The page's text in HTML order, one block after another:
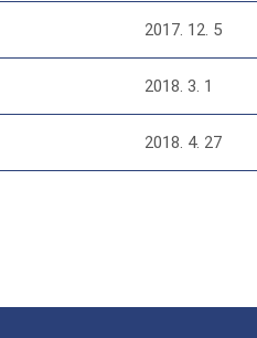
2017. 12. 5
2018. 3. 1
2018. 4. 27